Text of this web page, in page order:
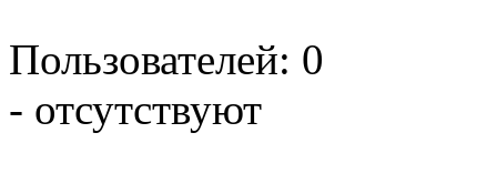
Пользователей: 0
- отсутствуют